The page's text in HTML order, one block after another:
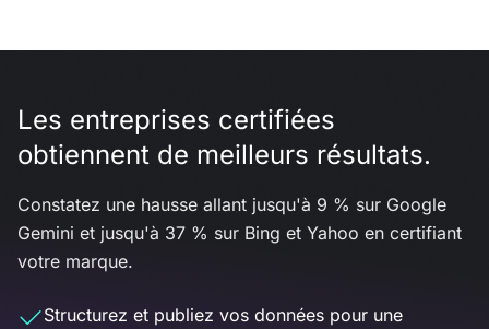
Les entreprises certifiées
obtiennent de meilleurs résultats.
Constatez une hausse allant jusqu'à 9 % sur Google
Gemini et jusqu'à 37 % sur Bing et Yahoo en certifiant
votre marque.
Structurez et publiez vos données pour une